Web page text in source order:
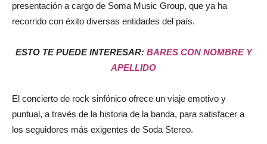
presentación a cargo de Soma Music Group, que ya ha
recorrido con éxito diversas entidades del país.
ESTO TE PUEDE INTERESAR: BARES CON NOMBRE Y
APELLIDO
El concierto de rock sinfónico ofrece un viaje emotivo y
puntual, a través de la historia de la banda, para satisfacer a
los seguidores más exigentes de Soda Stereo.